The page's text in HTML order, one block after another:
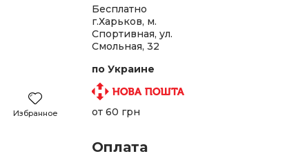
Избранное
Бесплатно
г.Харьков, м.
Спортивная, ул.
Смольная, 32
по Украине
от 60 грн
Оплата